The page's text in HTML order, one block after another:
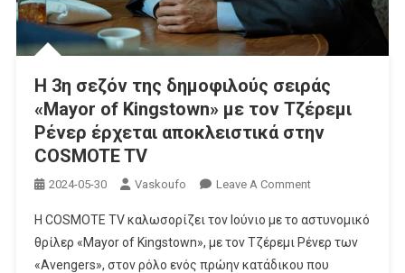
Η 3η σεζόν της δημοφιλούς σειράς
«Mayor of Kingstown» με τον Τζέρεμι
Ρένερ έρχεται αποκλειστικά στην
COSMOTE TV
2024-05-30 Vaskoufo Leave A CommentOn
3η
Σεζόν
Της
Η COSMOTE TV καλωσορίζει τον Ιούνιο με το αστυνομικό
θρίλερ «Mayor of Kingstown», με τον Τζέρεμι Ρένερ των
«Avengers», στον ρόλο ενός πρώην κατάδικου που